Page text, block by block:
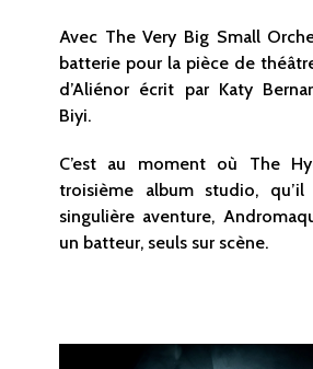
Avec The Very Big Small
batterie pour la pièce de
d’Aliénor écrit par Katy
Biyi.
C’est au moment où The
troisième album studio,
singulière aventure,
un batteur, seuls sur scène.